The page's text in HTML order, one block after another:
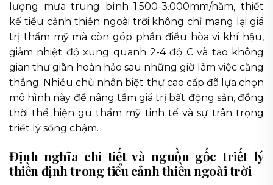
lượng mưa trung bình 1.500-3.000mm/năm, thiết
kế tiểu cảnh thiền ngoài trời không chỉ mang lại giá
trị thẩm mỹ mà còn góp phần điều hòa vi khí hậu,
giảm nhiệt độ xung quanh 2-4 độ C và tạo không
gian thư giãn hoàn hảo sau những giờ làm việc căng
thẳng. Nhiều chủ nhân biệt thự cao cấp đã lựa chọn
mô hình này để nâng tầm giá trị bất động sản, đồng
thời thể hiện gu thẩm mỹ tinh tế và sự trân trọng
triết lý sống chậm.
Định nghĩa chi tiết và nguồn gốc triết lý
thiền định trong tiểu cảnh thiền ngoài trời